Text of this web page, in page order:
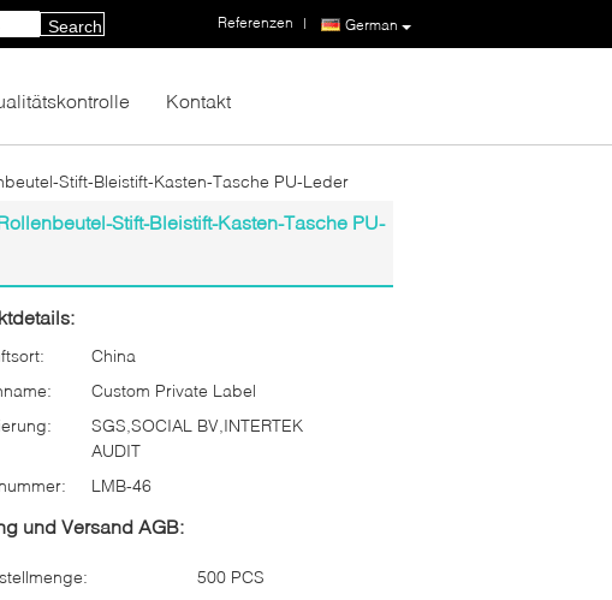
German
Referenzen |
Search
Kontakt
Stift-Bleistift-Kasten-Tasche PU-Leder
Stift-Bleistift-Kasten-Tasche PU-
China
Custom Private Label
SGS,SOCIAL BV,INTERTEK
AUDIT
LMB-46
und Versand AGB:
500 PCS